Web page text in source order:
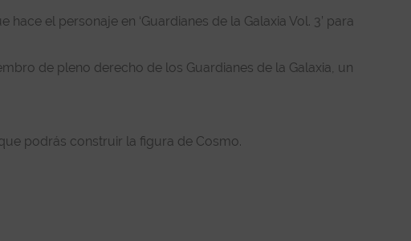
el personaje en ‘Guardianes de la Galaxia Vol. 3’ para
de pleno derecho de los Guardianes de la Galaxia, un
podrás construir la figura de Cosmo.